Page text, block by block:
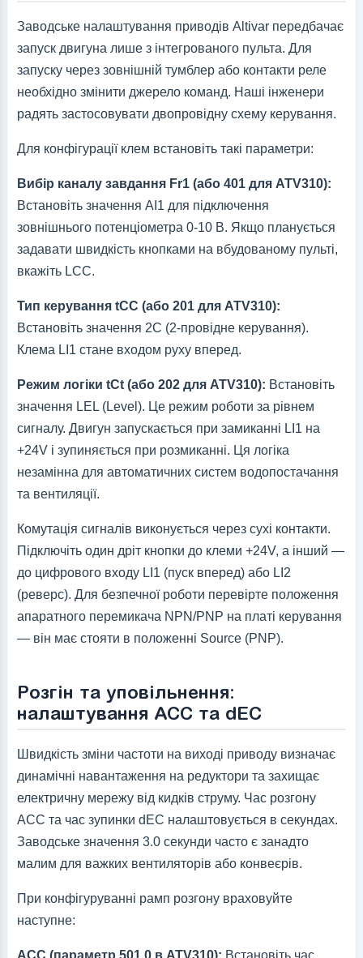
Заводське налаштування приводів Altivar передбачає
запуск двигуна лише з інтегрованого пульта. Для
запуску через зовнішній тумблер або контакти реле
необхідно змінити джерело команд. Наші інженери
радять застосовувати двопровідну схему керування.
Для конфігурації клем встановіть такі параметри:
Вибір каналу завдання Fr1 (або 401 для ATV310):
Встановіть значення AI1 для підключення
зовнішнього потенціометра 0-10 В. Якщо планується
задавати швидкість кнопками на вбудованому пульті,
вкажіть LCC.
Тип керування tCC (або 201 для ATV310):
Встановіть значення 2C (2-провідне керування).
Клема LI1 стане входом руху вперед.
Режим логіки tCt (або 202 для ATV310): Встановіть
значення LEL (Level). Це режим роботи за рівнем
сигналу. Двигун запускається при замиканні LI1 на
+24V і зупиняється при розмиканні. Ця логіка
незамінна для автоматичних систем водопостачання
та вентиляції.
Комутація сигналів виконується через сухі контакти.
Підключіть один дріт кнопки до клеми +24V, а інший —
до цифрового входу LI1 (пуск вперед) або LI2
(реверс). Для безпечної роботи перевірте положення
апаратного перемикача NPN/PNP на платі керування
— він має стояти в положенні Source (PNP).
Розгін та уповільнення:
налаштування ACC та dEC
Швидкість зміни частоти на виході приводу визначає
динамічні навантаження на редуктори та захищає
електричну мережу від кидків струму. Час розгону
ACC та час зупинки dEC налаштовується в секундах.
Заводське значення 3.0 секунди часто є занадто
малим для важких вентиляторів або конвеєрів.
При конфігуруванні рамп розгону враховуйте
наступне: